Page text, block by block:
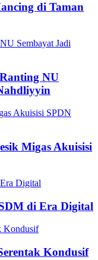
di Taman
NU
Migas Akuisisi
di Era Digital
Kondusif